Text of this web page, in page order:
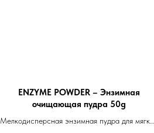
ENZYME POWDER – Энзимная
очищающая пудра 50g
Мелкодисперсная энзимная пудра для мягкой